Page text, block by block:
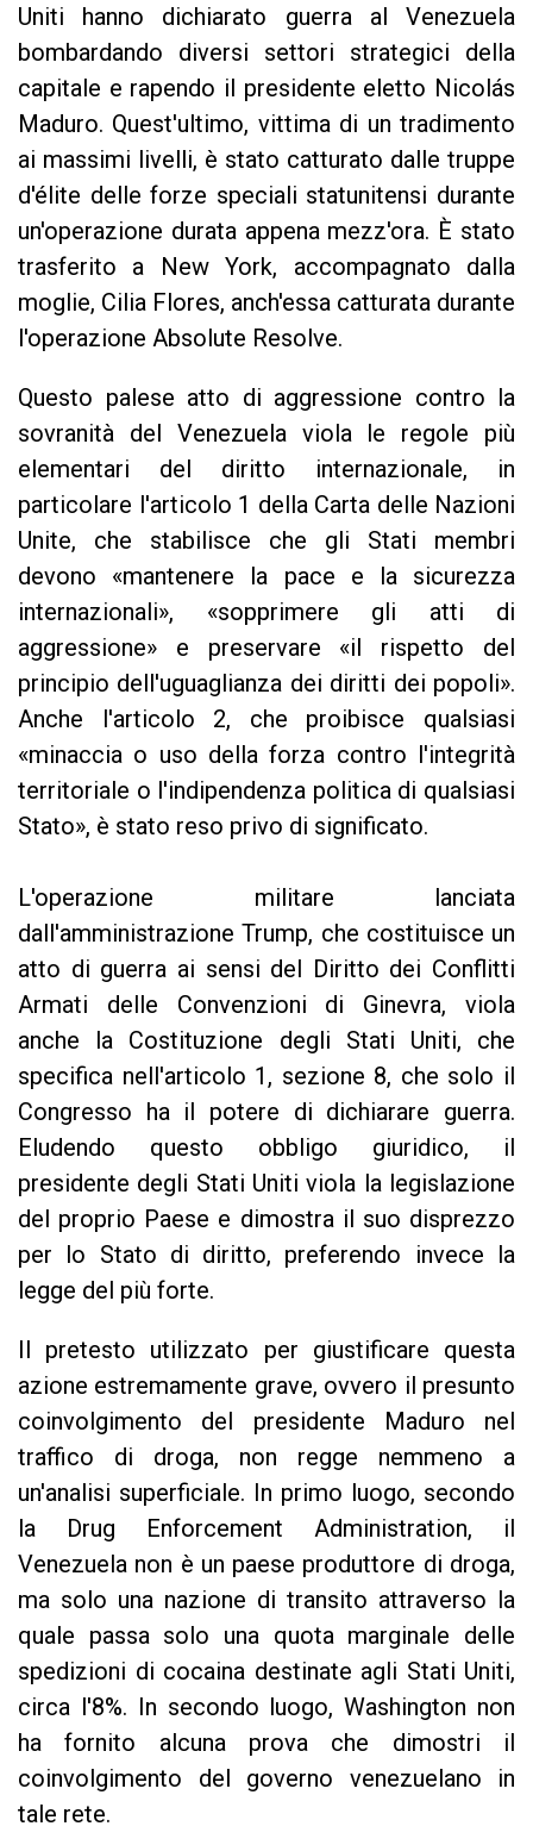
Uniti hanno dichiarato guerra al Venezuela
bombardando diversi settori strategici della
capitale e rapendo il presidente eletto Nicolás
Maduro. Quest'ultimo, vittima di un tradimento
ai massimi livelli, è stato catturato dalle truppe
d'élite delle forze speciali statunitensi durante
un'operazione durata appena mezz'ora. È stato
trasferito a New York, accompagnato dalla
moglie, Cilia Flores, anch'essa catturata durante
l'operazione Absolute Resolve.
Questo palese atto di aggressione contro la
sovranità del Venezuela viola le regole più
elementari del diritto internazionale, in
particolare l'articolo 1 della Carta delle Nazioni
Unite, che stabilisce che gli Stati membri
devono «mantenere la pace e la sicurezza
internazionali», «sopprimere gli atti di
aggressione» e preservare «il rispetto del
principio dell'uguaglianza dei diritti dei popoli».
Anche l'articolo 2, che proibisce qualsiasi
«minaccia o uso della forza contro l'integrità
territoriale o l'indipendenza politica di qualsiasi
Stato», è stato reso privo di significato.
L'operazione militare lanciata
dall'amministrazione Trump, che costituisce un
atto di guerra ai sensi del Diritto dei Conflitti
Armati delle Convenzioni di Ginevra, viola
anche la Costituzione degli Stati Uniti, che
specifica nell'articolo 1, sezione 8, che solo il
Congresso ha il potere di dichiarare guerra.
Eludendo questo obbligo giuridico, il
presidente degli Stati Uniti viola la legislazione
del proprio Paese e dimostra il suo disprezzo
per lo Stato di diritto, preferendo invece la
legge del più forte.
Il pretesto utilizzato per giustificare questa
azione estremamente grave, ovvero il presunto
coinvolgimento del presidente Maduro nel
traffico di droga, non regge nemmeno a
un'analisi superficiale. In primo luogo, secondo
la Drug Enforcement Administration, il
Venezuela non è un paese produttore di droga,
ma solo una nazione di transito attraverso la
quale passa solo una quota marginale delle
spedizioni di cocaina destinate agli Stati Uniti,
circa l'8%. In secondo luogo, Washington non
ha fornito alcuna prova che dimostri il
coinvolgimento del governo venezuelano in
tale rete.